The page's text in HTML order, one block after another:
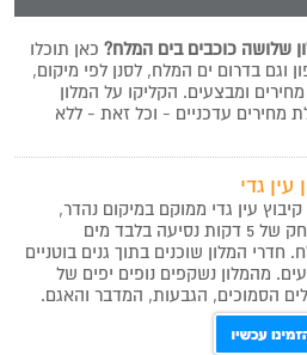
שלושה כוכבים בים המלח? כאן תוכלו
וגם בדרום ים המלח, לסנן לפי מיקום,
ומבצעים. הקליקו על המלון
מחירים עדכניים - וכל זאת - ללא
עין גדי
קיבוץ עין גדי ממוקם במיקום נהדר,
במרחק של 5 דקות נסיעה בלבד מים
חדרי המלון שוכנים בתוך גנים בוטניים
מהמלון נשקפים נופים יפים של
הסמוכים, הגבעות, המדבר והאגם.